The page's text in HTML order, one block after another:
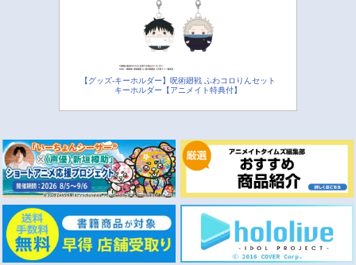
【グッズ-キーホルダー】呪術廻戦 ふわコロりんセット
キーホルダー【アニメイト特典付】